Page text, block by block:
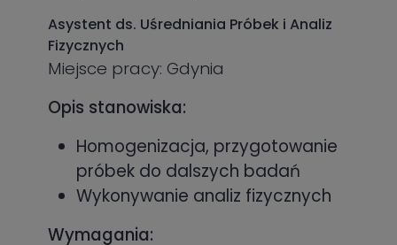
Asystent ds. Uśredniania Próbek i Analiz
Fizycznych
Miejsce pracy: Gdynia
Opis stanowiska:
Homogenizacja, przygotowanie
próbek do dalszych badań
Wykonywanie analiz fizycznych
Wymagania: